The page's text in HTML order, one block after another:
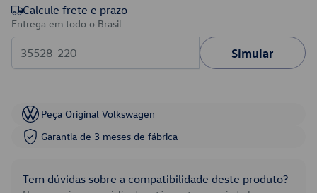
Calcule frete e prazo
Entrega em todo o Brasil
Simular
Peça Original Volkswagen
Garantia de 3 meses de fábrica
Tem dúvidas sobre a compatibilidade deste produto?